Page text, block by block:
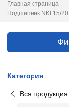
Главная страница
Подшипник NKI 15/20
Категория
Вся продукция